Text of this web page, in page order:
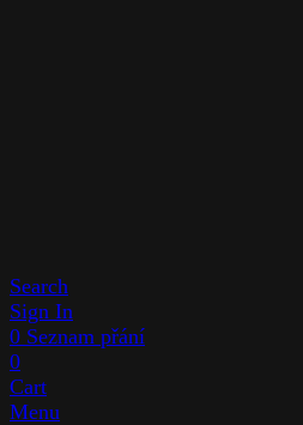
Search
Sign In
0 Seznam přání
0
Cart
Menu